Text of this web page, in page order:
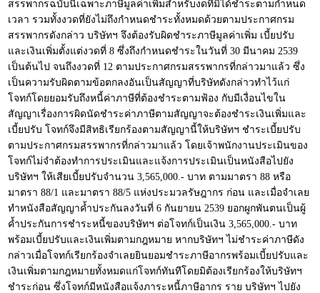
สรรพากรฉบับนี้เฉพาะภาษีมูลค่าเพิ่มสำหรับงดที่มิได้ชำระตามกำหนด
เวลา รวมทั้งงวดที่ยังไม่ถึงกำหนดชำระทั้งหมดด้วยตามประกาศกรม
สรรพากรดังกล่าว บริษัทฯ จึงต้องรับผิดชำระภาษีมูลค่าเพิ่ม เบี้ยปรับ
และเงินเพิ่มตั้งแต่งวดที่ 8 ซึ่งถึงกำหนดชำระในวันที่ 30 มีนาคม 2539
เป็นต้นไป จนถึงงวดที่ 12 ตามประกาศกรมสรรพากรที่กล่าวมาแล้ว ซึ่ง
เป็นความรับผิดตามข้อตกลงอันเป็นสัญญาที่บริษัทดังกล่าวทำไว้แก่
โจทก์โดยยอมรับถึงหนี้ค่าภาษีที่ต้องชำระตามฟ้อง กับมีเงื่อนไขใน
สัญญาเรื่องการผิดนัดชำระค่าภาษีตามสัญญาจะต้องชำระเงินเพิ่มและ
เบี้ยปรับ โจทก์จึงมีสิทธิเรียกร้องตามสัญญานี้ให้บริษัทฯ ชำระเบี้ยปรับ
ตามประกาศกรมสรรพากรที่กล่าวมาแล้ว โดยเจ้าพนักงานประเมินของ
โจทก์ไม่จำต้องทำการประเมินและแจ้งการประเมินเป็นหนังสือไปยัง
บริษัทฯ ให้เสียเบี้ยปรับจำนวน 3,565,000.- บาท ตามมาตรา 88 หรือ
มาตรา 88/1 และมาตรา 88/5 แห่งประมวลรัษฎากร ก่อน และเมื่อจำเลย
ทำหนังสือสัญญาค้ำประกันลงวันที่ 6 กันยายน 2539 ยอกผูกพันตนเป็นผู้
ค้ำประกันการชำระหนี้ของบริษัทฯ ต่อโจทก์เป็นเงิน 3,565,000.- บาท
พร้อมเบี้ยปรับและเงินเพิ่มตามกฎหมาย หากบริษัทฯ ไม่ชำระค่าภาษีดัง
กล่าวเมื่อโจทก์เรียกร้องจำเลยยินยอมชำระภาษีอากรพร้อมเบี้ยปรับและ
เงินเพิ่มตามกฎหมายทั้งหมดแก่โจทก์ทันทีโดยมิต้องเรียกร้องให้บริษัทฯ
ชำระก่อน ซึ่งโจทก์มีหนังสือแจ้งภาระหนี้ภาษีอากร ราย บริษัทฯ ไปยัง